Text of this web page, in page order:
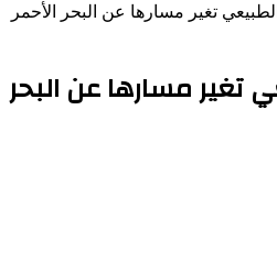
تغير مسارها عن البحر الأحمر
تغير مسارها عن البحر